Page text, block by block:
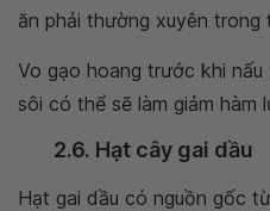
ăn phải thường xuyên trong
Vo gạo hoang trước khi
sôi có thể sẽ làm giảm hàm
2.6. Hạt cây gai dầu
Hạt gai dầu có nguồn gốc